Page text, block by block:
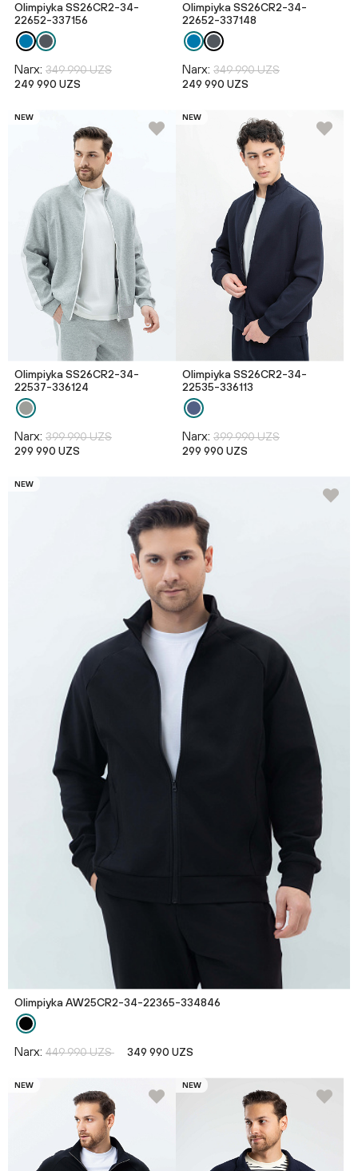
Olimpiyka SS26CR2-34-
22652-337156
Narx: 349 990 UZS
249 990 UZS
Olimpiyka SS26CR2-34-
22652-337148
Narx: 349 990 UZS
249 990 UZS
NEW
Olimpiyka SS26CR2-34-
22537-336124
Narx: 399 990 UZS
299 990 UZS
NEW
Olimpiyka SS26CR2-34-
22535-336113
Narx: 399 990 UZS
299 990 UZS
NEW
Olimpiyka AW25CR2-34-22365-334846
Narx: 449 990 UZS 349 990 UZS
NEW NEW